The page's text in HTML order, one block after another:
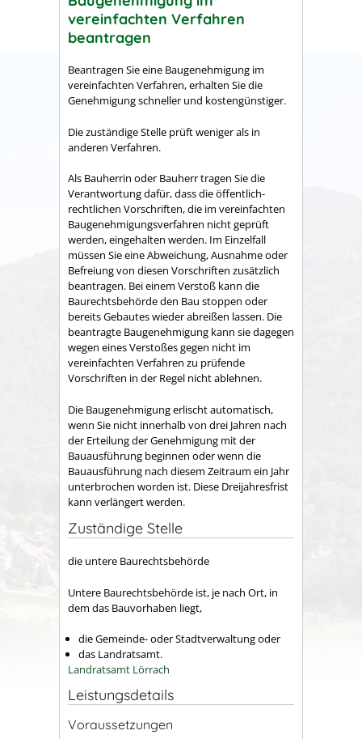
vereinfachten Verfahren
beantragen
Beantragen Sie eine Baugenehmigung im
vereinfachten Verfahren, erhalten Sie die
Genehmigung schneller und kostengünstiger.
Die zuständige Stelle prüft weniger als in
anderen Verfahren.
Als Bauherrin oder Bauherr tragen Sie die
Verantwortung dafür, dassdieöffentlich-
rechtlichen Vorschriften, die im vereinfachten
Baugenehmigungsverfahren nicht geprüft
werden, eingehalten werden. Im Einzelfall
müssen Sie eine Abweichung, Ausnahme oder
Befreiung von diesen Vorschriften zusätzlich
beantragen. Bei einem Verstoß kann die
Baurechtsbehörde den Bau stoppen oder
bereits Gebautes wieder abreißen lassen. Die
beantragte Baugenehmigung kann sie dagegen
wegen eines Verstoßes gegen nicht im
vereinfachten Verfahren zu prüfende
Vorschriften in der Regel nicht ablehnen.
Die Baugenehmigung erlischtautomatisch,
wenn Sie nicht innerhalb von drei Jahren nach
der Erteilung der Genehmigung mit der
Bauausführung beginnen oder wenn die
Bauausführung nach diesem Zeitraum ein Jahr
unterbrochen worden ist. Diese Dreijahresfrist
kann verlängert werden.
Zuständige Stelle
die untere Baurechtsbehörde
Untere Baurechtsbehörde ist, je nach Ort, in
dem das Bauvorhaben liegt,
die Gemeinde- oder Stadtverwaltung oder
das Landratsamt.
Landratsamt Lörrach
Leistungsdetails
Voraussetzungen